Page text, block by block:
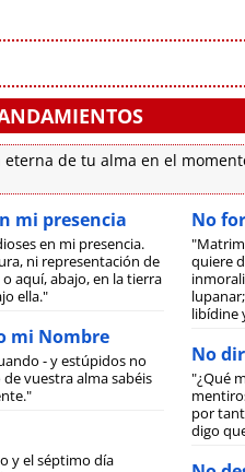
de tu alma en el
mi presencia
en mi presencia.
ni representación de
aquí, abajo, en la tierra
ella."
mi Nombre
- y estúpidos no
vuestra alma sabéis
y el séptimo día
No
quiere
libídine
No
"¿Qué
por
digo